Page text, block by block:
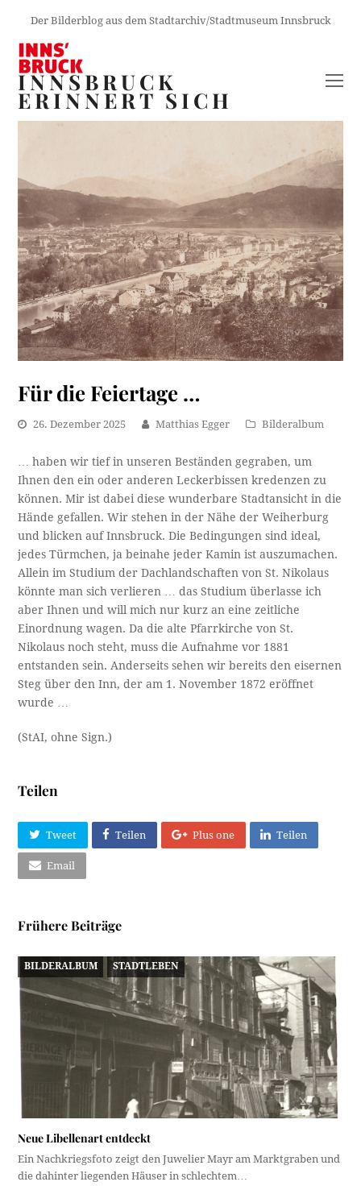
Der Bilderblog aus dem Stadtarchiv/Stadtmuseum Innsbruck
INNSBRUCK
ERINNERT SICH
Für die Feiertage …
26. Dezember 2025 Matthias Egger Bilderalbum
… haben wir tief in unseren Beständen gegraben, um
Ihnen den ein oder anderen Leckerbissen kredenzen zu
können. Mir ist dabei diese wunderbare Stadtansicht in die
Hände gefallen. Wir stehen in der Nähe der Weiherburg
und blicken auf Innsbruck. Die Bedingungen sind ideal,
jedes Türmchen, ja beinahe jeder Kamin ist auszumachen.
Allein im Studium der Dachlandschaften von St. Nikolaus
könnte man sich verlieren … das Studium überlasse ich
aber Ihnen und will mich nur kurz an eine zeitliche
Einordnung wagen. Da die alte Pfarrkirche von St.
Nikolaus noch steht, muss die Aufnahme vor 1881
entstanden sein. Anderseits sehen wir bereits den eisernen
Steg über den Inn, der am 1. November 1872 eröffnet
wurde …
(StAI, ohne Sign.)
Teilen
Tweet Teilen Plus one Teilen
Email
Frühere Beiträge
BILDERALBUM STADTLEBEN
Neue Libellenart entdeckt
Ein Nachkriegsfoto zeigt den Juwelier Mayr am Marktgraben und
die dahinter liegenden Häuser in schlechtem…